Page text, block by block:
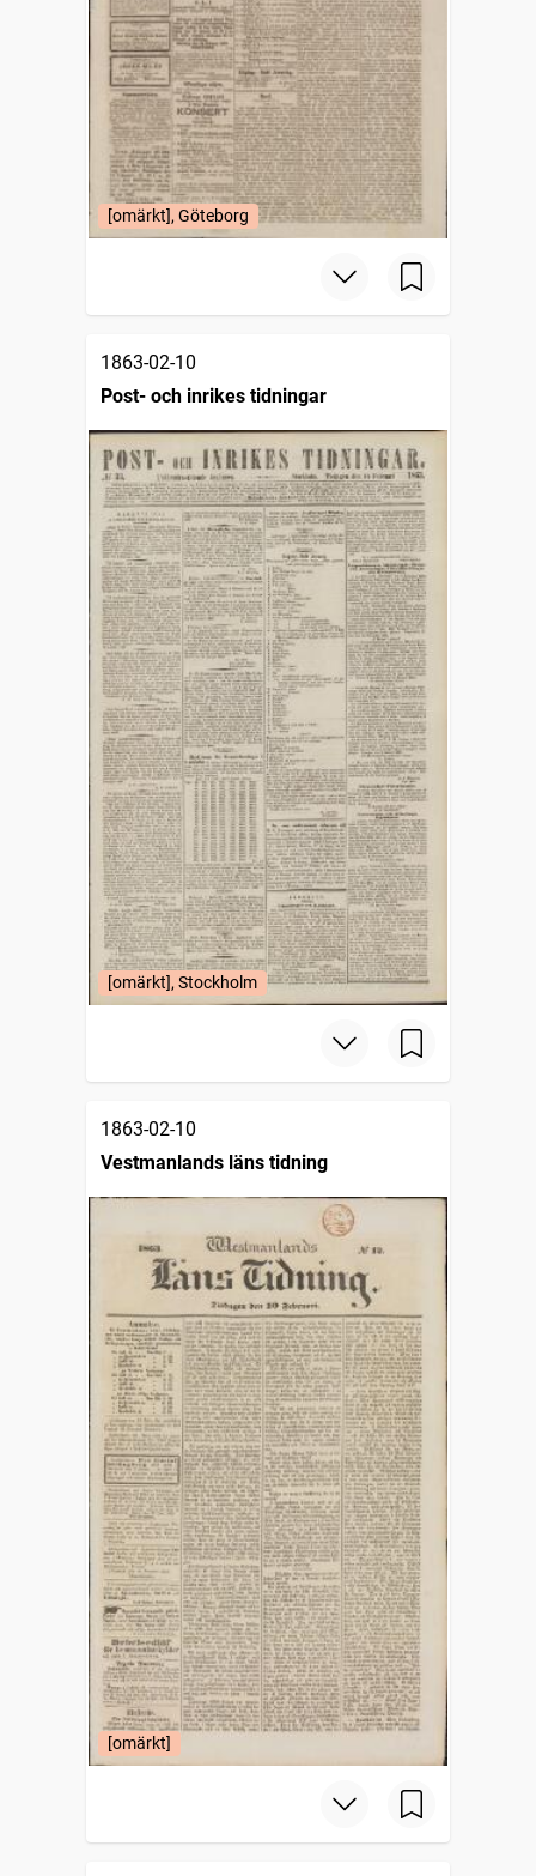
[omärkt], Göteborg
1863-02-10
Post- och inrikes tidningar
[omärkt], Stockholm
1863-02-10
Vestmanlands läns tidning
[omärkt]